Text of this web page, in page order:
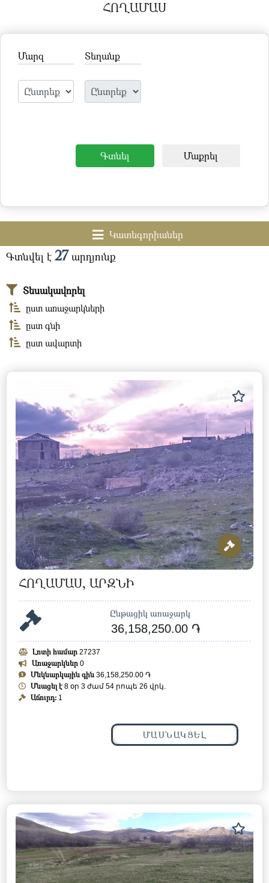
ՀՈՂԱՄԱՍ
Մարզ Տեղանք
Գտնել Մաքրել
Կատեգորիաներ
Գտնվել է 27 արդյունք
Տեսակավորել
ըստ առաջարկների
ըստ գնի
ըստ ավարտի
ՀՈՂԱՄԱՍ, ԱՐԶՆԻ
Ընթացիկ առաջարկ
36,158,250.00 ֏
Լոտի համար 27237
Առաջարկներ 0
Մեկնարկային գին 36,158,250.00 ֏
Մնացել է 8 օր 3 ժամ 54 րոպե 23 վրկ.
Աճուրդ: 1
ՄԱՍՆԱԿՑԵԼ